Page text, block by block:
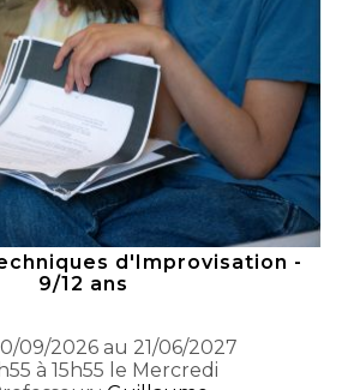
d'Improvisation -
9/12 ans
09/2026 au 21/06/2027
à 15h55 le Mercredi